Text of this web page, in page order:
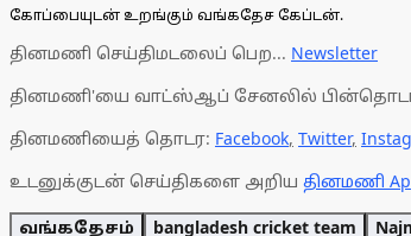
கோப்பையுடன் உறங்கும் வங்கதேச கேப்டன்.
தினமணி செய்திமடலைப் பெற... Newsletter
தினமணி'யை வாட்ஸ்ஆப் சேனலில்
தினமணியைத் தொடர: Facebook, Twitter,
உடனுக்குடன் செய்திகளை அறிய தினமணி
வங்கதேசம் bangladesh cricket team